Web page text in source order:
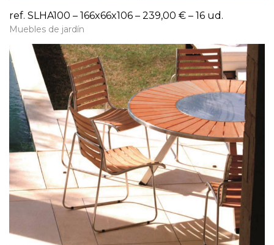
ref. SLHA100 – 166x66x106 – 239,00 € – 16 ud.
Muebles de jardín